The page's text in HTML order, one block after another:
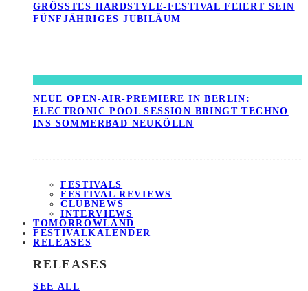
GRÖSSTES HARDSTYLE-FESTIVAL FEIERT SEIN F
ÜNFJÄHRIGES JUBILÄUM
NEUE OPEN-AIR-PREMIERE IN BERLIN:
ELECTRONIC POOL SESSION BRINGT TECHNO
INS SOMMERBAD NEUKÖLLN
FESTIVALS
FESTIVAL REVIEWS
CLUBNEWS
INTERVIEWS
TOMORROWLAND
FESTIVALKALENDER
RELEASES
RELEASES
SEE ALL